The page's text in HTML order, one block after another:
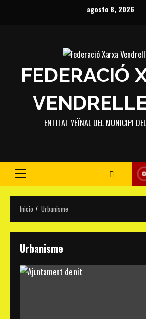
agosto 8, 2026
FEDERACIÓ
ENTITAT VEÏNAL DEL MUNICIPI
Menú
Inicio Urbanisme
Urbanisme